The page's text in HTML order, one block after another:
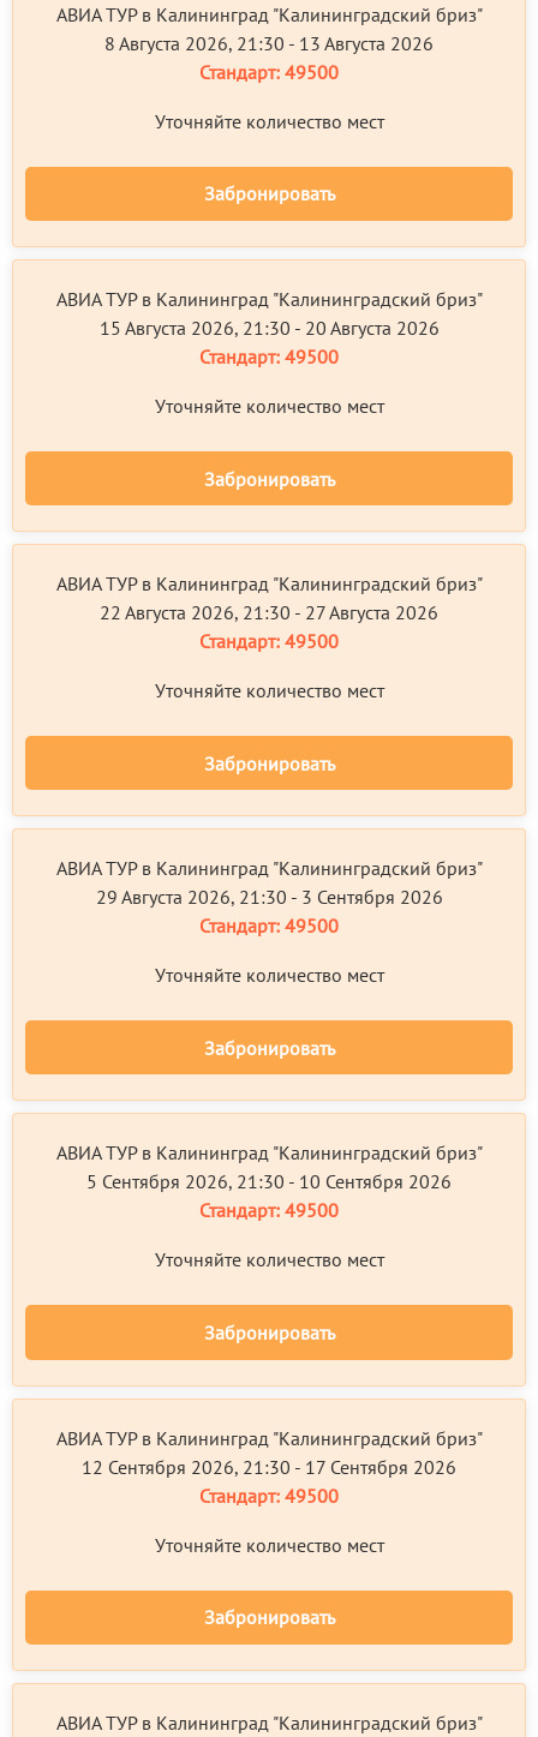
АВИА ТУР в Калининград "Калининградский бриз"
8 Августа 2026, 21:30 - 13 Августа 2026
Стандарт: 49500
Уточняйте количество мест
Забронировать
АВИА ТУР в Калининград "Калининградский бриз"
15 Августа 2026, 21:30 - 20 Августа 2026
Стандарт: 49500
Уточняйте количество мест
Забронировать
АВИА ТУР в Калининград "Калининградский бриз"
22 Августа 2026, 21:30 - 27 Августа 2026
Стандарт: 49500
Уточняйте количество мест
Забронировать
АВИА ТУР в Калининград "Калининградский бриз"
29 Августа 2026, 21:30 - 3 Сентября 2026
Стандарт: 49500
Уточняйте количество мест
Забронировать
АВИА ТУР в Калининград "Калининградский бриз"
5 Сентября 2026, 21:30 - 10 Сентября 2026
Стандарт: 49500
Уточняйте количество мест
Забронировать
АВИА ТУР в Калининград "Калининградский бриз"
12 Сентября 2026, 21:30 - 17 Сентября 2026
Стандарт: 49500
Уточняйте количество мест
Забронировать
АВИА ТУР в Калининград "Калининградский бриз"